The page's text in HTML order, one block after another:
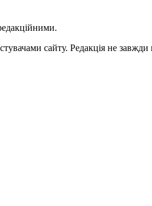
сайту. Редакція не завжди